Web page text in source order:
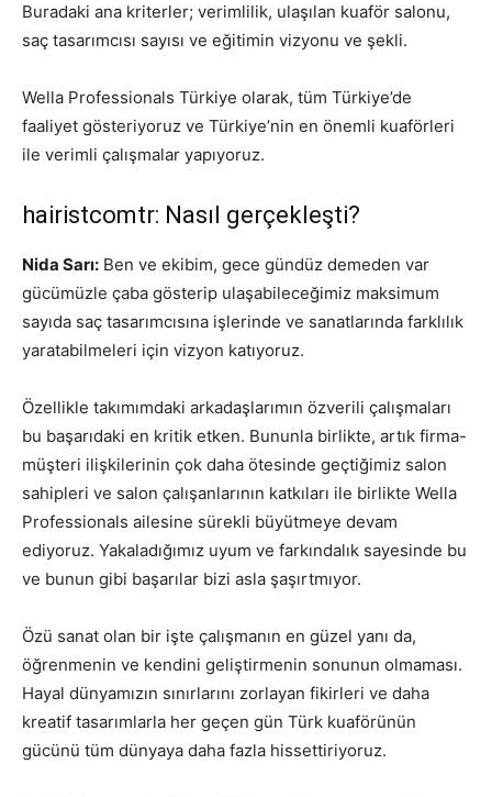
Buradaki ana kriterler; verimlilik, ulaşılan kuaför salonu,
saç tasarımcısı sayısı ve eğitimin vizyonu ve şekli.
Wella Professionals Türkiye olarak, tüm Türkiye’de
faaliyet gösteriyoruz ve Türkiye’nin en önemli kuaförleri
ile verimli çalışmalar yapıyoruz.
hairistcomtr: Nasıl gerçekleşti?
Nida Sarı: Ben ve ekibim, gece gündüz demeden var
gücümüzle çaba gösterip ulaşabileceğimiz maksimum
sayıda saç tasarımcısına işlerinde ve sanatlarında farklılık
yaratabilmeleri için vizyon katıyoruz.
Özellikle takımımdaki arkadaşlarımın özverili çalışmaları
bu başarıdaki en kritik etken. Bununla birlikte, artık firma-
müşteri ilişkilerinin çok daha ötesinde geçtiğimiz salon
sahipleri ve salon çalışanlarının katkıları ile birlikte Wella
Professionals ailesine sürekli büyütmeye devam
ediyoruz. Yakaladığımız uyum ve farkındalık sayesinde bu
ve bunun gibi başarılar bizi asla şaşırtmıyor.
Özü sanat olan bir işte çalışmanın en güzel yanı da,
öğrenmenin ve kendini geliştirmenin sonunun olmaması.
Hayal dünyamızın sınırlarını zorlayan fikirleri ve daha
kreatif tasarımlarla her geçen gün Türk kuaförünün
gücünü tüm dünyaya daha fazla hissettiriyoruz.